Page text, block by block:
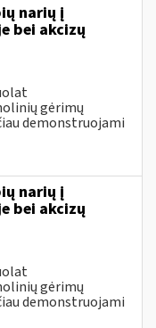
narių į
bei akcizų
gėrimų
demonstruojami
narių į
bei akcizų
gėrimų
demonstruojami